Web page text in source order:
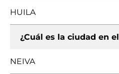
HUILA
¿Cuál es la ciudad en
NEIVA